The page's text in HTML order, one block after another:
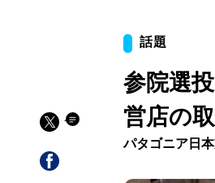
話題
参院選
営店の
パタゴニア日